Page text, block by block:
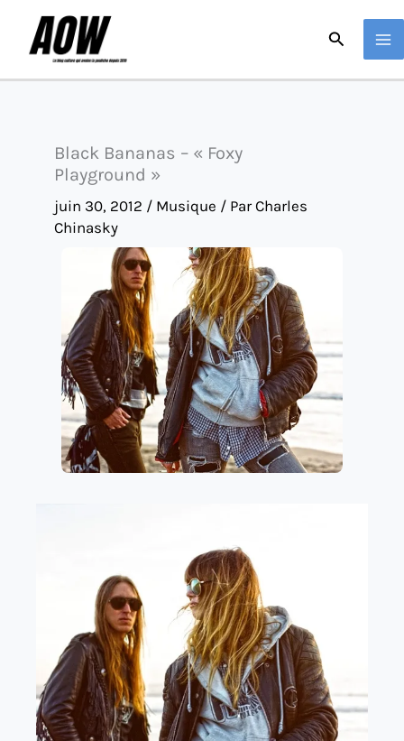
Black Bananas – « Foxy
Playground »
juin 30, 2012 / Musique / ParCharles
Chinasky